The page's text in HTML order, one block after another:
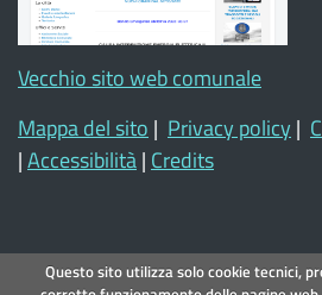
Vecchio sito web comunale
Mappa del sito | Privacy policy |
|Accessibilità| Credits
Questo sito utilizza solo cookie tecnici,